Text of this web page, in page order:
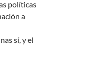
políticas
a
sí, y el